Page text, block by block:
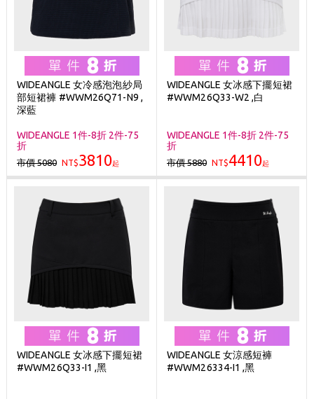
WIDEANGLE 女冷感泡泡紗局
部短裙褲 #WWM26Q71-N9 ,
深藍
WIDEANGLE 1件-8折 2件-75
折
市價 5080 NT$3810起
WIDEANGLE 女冰感下擺短裙
#WWM26Q33-W2 ,白
WIDEANGLE 1件-8折 2件-75
折
市價 5880 NT$4410起
WIDEANGLE 女冰感下擺短裙
#WWM26Q33-I1 ,黑
WIDEANGLE 女涼感短褲
#WWM26334-I1 ,黑